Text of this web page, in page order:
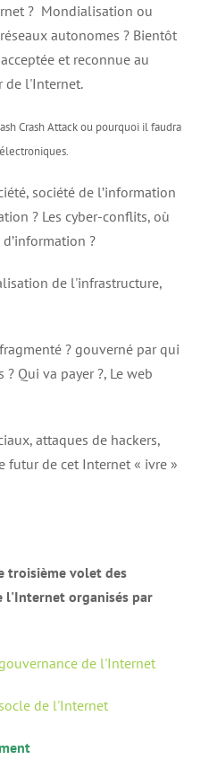
? Mondialisation ou
autonomes ? Bientôt
et reconnue au
de l'Internet.
Crash Attack ou pourquoi il faudra
société de l’information
? Les cyber-conflits, où
?
de l'infrastructure,
? gouverné par qui
Qui va payer ?, Le web
attaques de hackers,
futur de cet Internet « ivre »
troisième volet des
l'Internet organisés par
de l'Internet
de l'Internet